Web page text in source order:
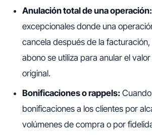
Anulación total de una operación:
excepcionales donde una
cancela después de la
abono se utiliza para anular el
original.
Bonificaciones o rappels:
bonificaciones a los clientes por
volúmenes de compra o por